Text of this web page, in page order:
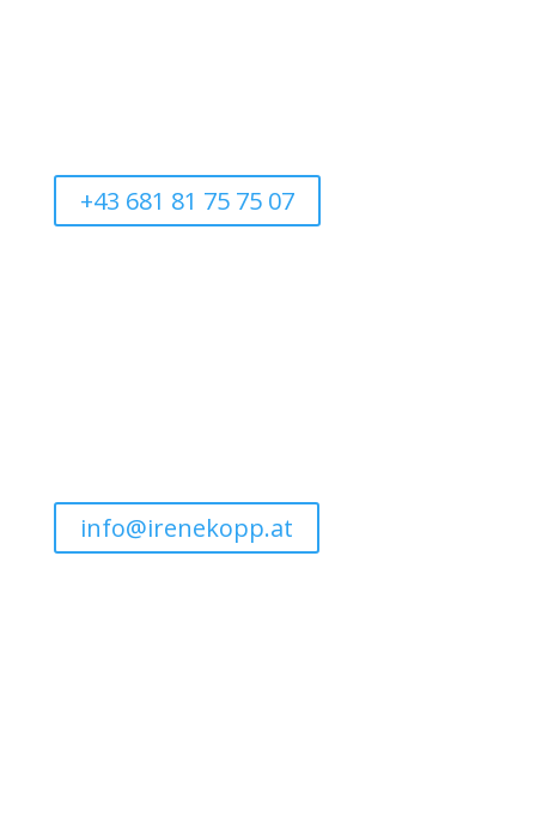
+43 681 81 75 75 07
info@irenekopp.at